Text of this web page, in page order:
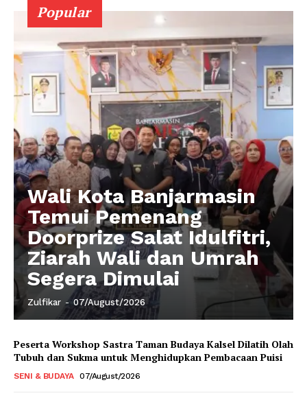
Popular
Wali Kota Banjarmasin
Temui Pemenang
Doorprize Salat Idulfitri,
Ziarah Wali dan Umrah
Segera Dimulai
Zulfikar - 07/August/2026
Peserta Workshop Sastra Taman Budaya Kalsel Dilatih Olah
Tubuh dan Sukma untuk Menghidupkan Pembacaan Puisi
SENI & BUDAYA 07/August/2026